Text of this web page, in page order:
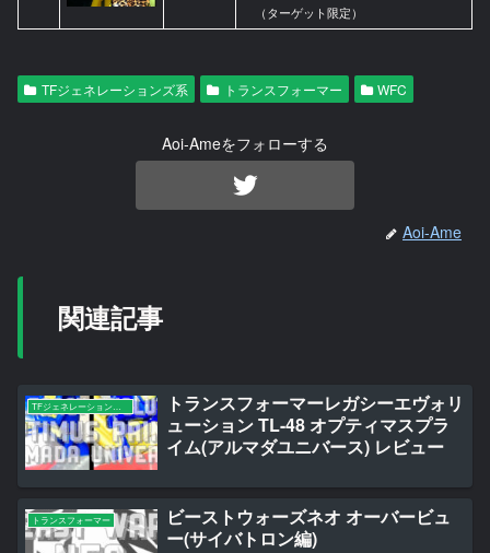
（ターゲット限定）
TFジェネレーションズ系 トランスフォーマー WFC
Aoi-Ameをフォローする
Aoi-Ame
関連記事
トランスフォーマーレガシーエヴォリ
ューション TL-48 オプティマスプラ
イム(アルマダユニバース) レビュー
トランスフォーマー
ビーストウォーズネオ オーバービュ
ー(サイバトロン編)